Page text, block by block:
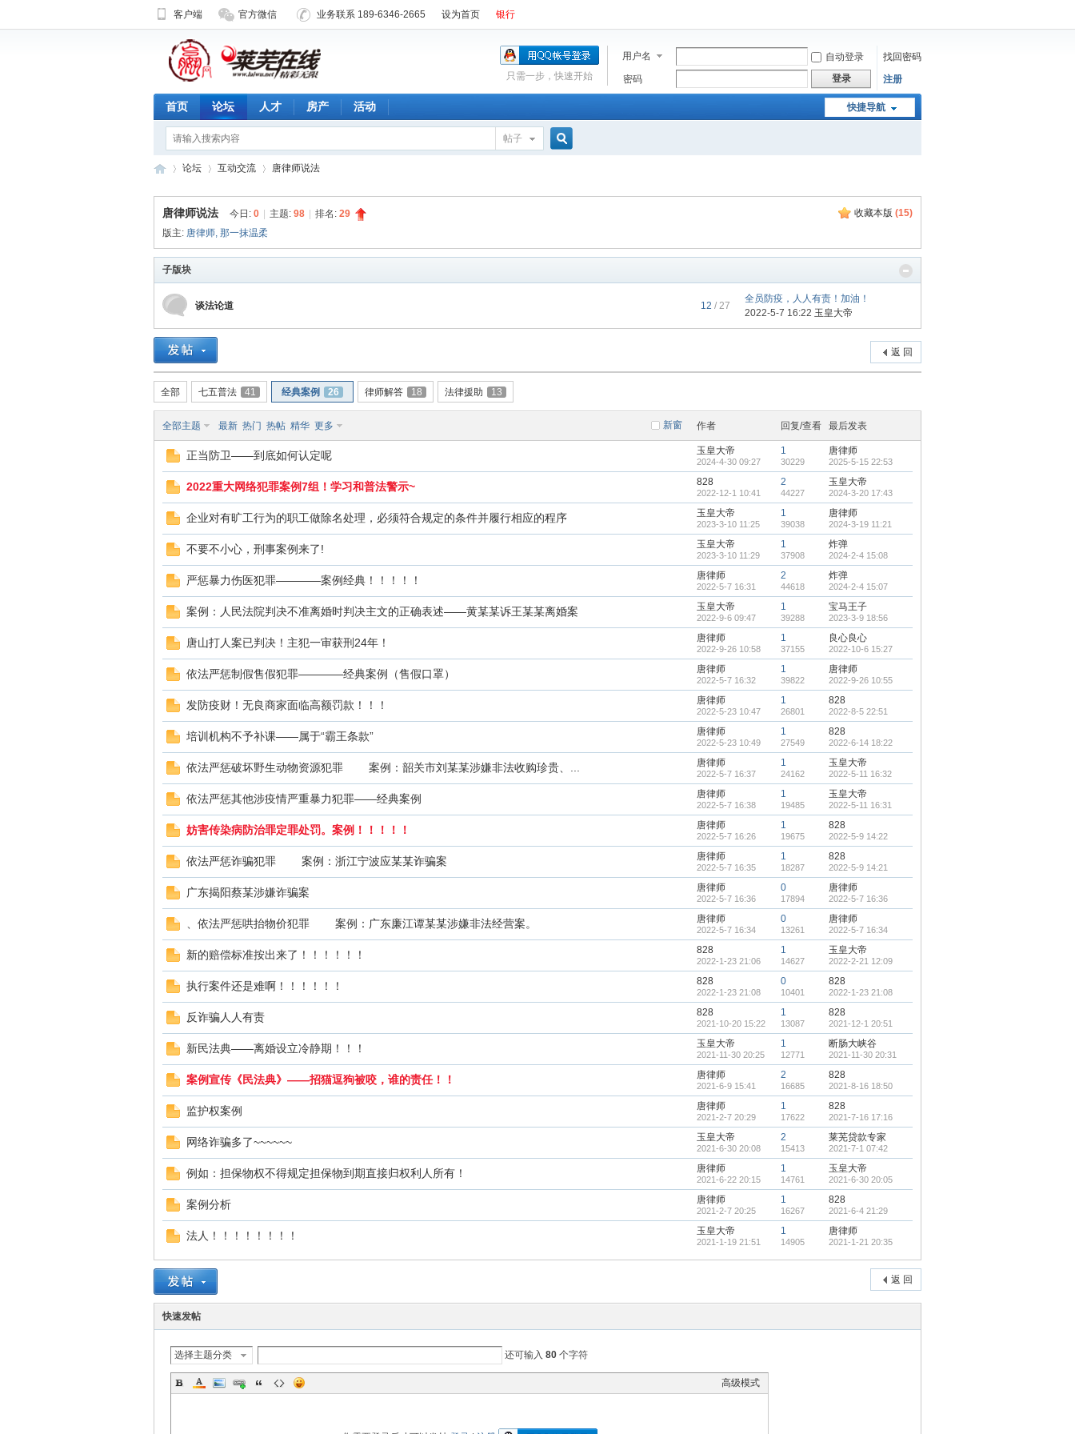
客户端 官方微信 业务联系 189-6346-2665 设为首页 银行
用户名 自动登录
找回密码
密码
登录 注册
只需一步，快速开始
快捷导航
首页 论坛 人才 房产 活动
帖子
济
南
莱
芜
»
论坛
›
互动交流
›
唐律师说法
收藏本版 (15)
唐律师说法 今日: 0 主题: 98 排名: 29
版主: 唐律师, 那一抹温柔
子版块
谈法论道 12 / 27
全员防疫，人人有责！加油！
2022-5-7 16:22 玉皇大帝
返 回
全部 七五普法 41 经典案例 26 律师解答 18 法律援助 13
新窗
全部主题 最新 热门 热帖 精华 更多 作者 回复/查看 最后发表
正当防卫——到底如何认定呢 玉皇大帝
2024-4-30 09:27
1
30229
唐律师
2025-5-15 22:53
2022重大网络犯罪案例7组！学习和普法警示~ 828
2022-12-1 10:41
2
44227
玉皇大帝
2024-3-20 17:43
企业对有旷工行为的职工做除名处理，必须符合规定的条件并履行相应的程序 玉皇大帝
2023-3-10 11:25
1
39038
唐律师
2024-3-19 11:21
不要不小心，刑事案例来了! 玉皇大帝
2023-3-10 11:29
1
37908
炸弹
2024-2-4 15:08
严惩暴力伤医犯罪————案例经典！！！！！ 唐律师
2022-5-7 16:31
2
44618
炸弹
2024-2-4 15:07
案例：人民法院判决不准离婚时判决主文的正确表述——黄某某诉王某某离婚案 玉皇大帝
2022-9-6 09:47
1
39288
宝马王子
2023-3-9 18:56
唐山打人案已判决！主犯一审获刑24年！ 唐律师
2022-9-26 10:58
1
37155
良心良心
2022-10-6 15:27
依法严惩制假售假犯罪————经典案例（售假口罩） 唐律师
2022-5-7 16:32
1
39822
唐律师
2022-9-26 10:55
发防疫财！无良商家面临高额罚款！！！ 唐律师
2022-5-23 10:47
1
26801
828
2022-8-5 22:51
培训机构不予补课——属于“霸王条款” 唐律师
2022-5-23 10:49
1
27549
828
2022-6-14 18:22
依法严惩破坏野生动物资源犯罪 案例：韶关市刘某某涉嫌非法收购珍贵、... 唐律师
2022-5-7 16:37
1
24162
玉皇大帝
2022-5-11 16:32
依法严惩其他涉疫情严重暴力犯罪——经典案例 唐律师
2022-5-7 16:38
1
19485
玉皇大帝
2022-5-11 16:31
妨害传染病防治罪定罪处罚。案例！！！！！ 唐律师
2022-5-7 16:26
1
19675
828
2022-5-9 14:22
依法严惩诈骗犯罪 案例：浙江宁波应某某诈骗案 唐律师
2022-5-7 16:35
1
18287
828
2022-5-9 14:21
广东揭阳蔡某涉嫌诈骗案 唐律师
2022-5-7 16:36
0
17894
唐律师
2022-5-7 16:36
、依法严惩哄抬物价犯罪 案例：广东廉江谭某某涉嫌非法经营案。 唐律师
2022-5-7 16:34
0
13261
唐律师
2022-5-7 16:34
新的赔偿标准按出来了！！！！！！ 828
2022-1-23 21:06
1
14627
玉皇大帝
2022-2-21 12:09
执行案件还是难啊！！！！！！ 828
2022-1-23 21:08
0
10401
828
2022-1-23 21:08
反诈骗人人有责 828
2021-10-20 15:22
1
13087
828
2021-12-1 20:51
新民法典——离婚设立冷静期！！！ 玉皇大帝
2021-11-30 20:25
1
12771
断肠大峡谷
2021-11-30 20:31
案例宣传《民法典》——招猫逗狗被咬，谁的责任！！ 唐律师
2021-6-9 15:41
2
16685
828
2021-8-16 18:50
监护权案例 唐律师
2021-2-7 20:29
1
17622
828
2021-7-16 17:16
网络诈骗多了~~~~~~ 玉皇大帝
2021-6-30 20:08
2
15413
莱芜贷款专家
2021-7-1 07:42
例如：担保物权不得规定担保物到期直接归权利人所有！ 唐律师
2021-6-22 20:15
1
14761
玉皇大帝
2021-6-30 20:05
案例分析 唐律师
2021-2-7 20:25
1
16267
828
2021-6-4 21:29
法人！！！！！！！！ 玉皇大帝
2021-1-19 21:51
1
14905
唐律师
2021-1-21 20:35
返 回
快速发帖
选择主题分类 还可输入 80 个字符
高级模式